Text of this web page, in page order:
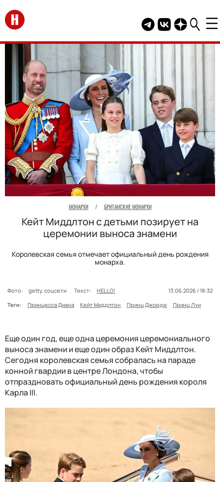
Перейти на главную
Telegram канал
Группа HELLO
Канал
МОНАРХИ / БРИТАНСКИЕ МОНАРХИ
Кейт Миддлтон с детьми позирует на
церемонии выноса знамени
Королевская семья отмечает официальный день рождения
монарха.
Фото: getty, соцсети Текст: HELLO!
13.06.2026 / 18:32
Теги:
Принцесса Диана Кейт Миддлтон Принц Джордж Принц Луи
Еще один год, еще одна церемония церемониального
выноса знамени и еще один образ Кейт Миддлтон.
Сегодня королевская семья собралась на параде
конной гвардии в центре Лондона, чтобы
отпраздновать официальный день рождения короля
Карла III.